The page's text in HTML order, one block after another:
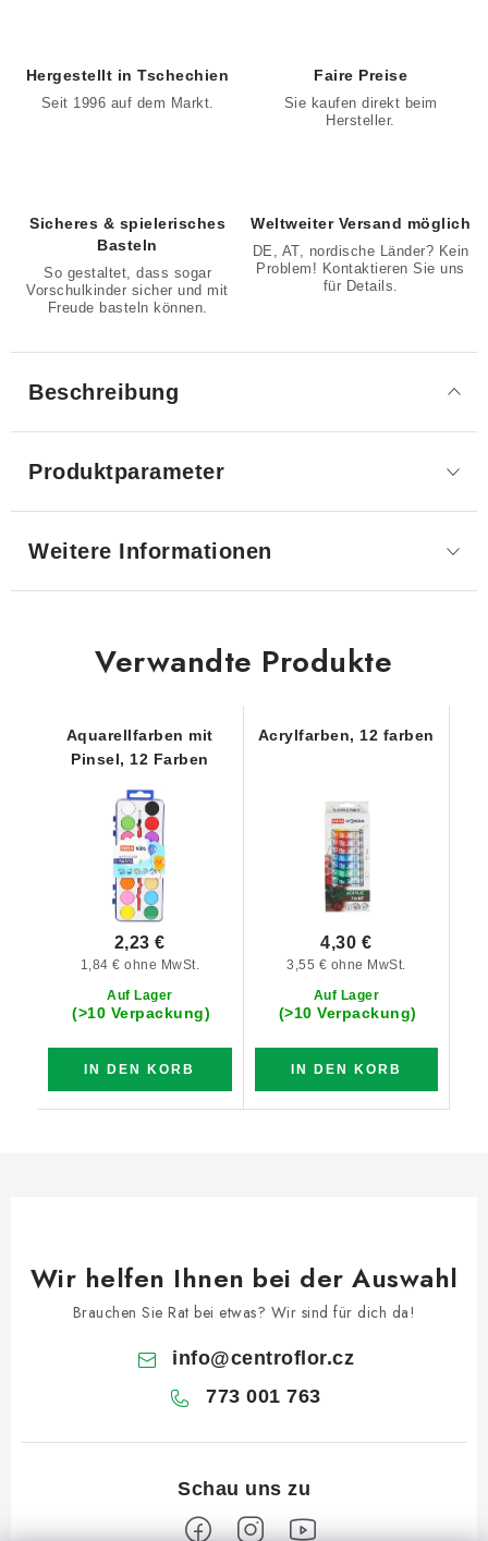
Hergestellt in Tschechien
Seit 1996 auf dem Markt.
Faire Preise
Sie kaufen direkt beim
Hersteller.
Sicheres & spielerisches
Basteln
So gestaltet, dass sogar
Vorschulkinder sicher und mit
Freude basteln können.
Weltweiter Versand möglich
DE, AT, nordische Länder? Kein
Problem! Kontaktieren Sie uns
für Details.
Beschreibung
Produktparameter
Weitere Informationen
Verwandte Produkte
Aquarellfarben mit
Pinsel, 12 Farben
Auf Lager
(>10 Verpackung)
1,84 € ohne MwSt.
2,23 €
IN DEN KORB
Acrylfarben, 12 farben
Auf Lager
(>10 Verpackung)
3,55 € ohne MwSt.
4,30 €
IN DEN KORB
Wir helfen Ihnen bei der Auswahl
Brauchen Sie Rat bei etwas? Wir sind für dich da!
info@centroflor.cz
773 001 763